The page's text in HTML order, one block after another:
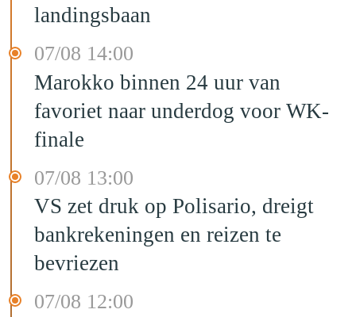
landingsbaan
07/08 14:00
Marokko binnen 24 uur van
favoriet naar underdog voor WK-
finale
07/08 13:00
VS zet druk op Polisario, dreigt
bankrekeningen en reizen te
bevriezen
07/08 12:00